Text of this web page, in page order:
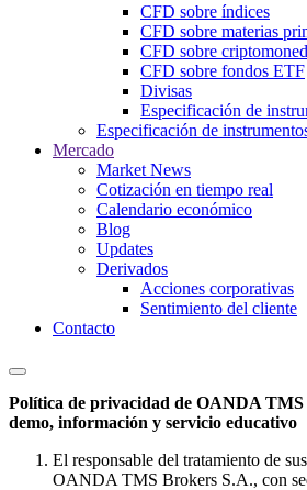
CFD sobre índices
CFD sobre materias
CFD sobre
CFD sobre fondos ETF
Divisas
Especificación de
Especificación de
Mercado
Market News
Cotización en tiempo real
Calendario económico
Blog
Updates
Derivados
Acciones corporativas
Sentimiento del cliente
Contacto
Política de privacidad de OANDA
demo, información y servicio educativo
El responsable del tratamiento de
OANDA TMS Brokers S.A., con